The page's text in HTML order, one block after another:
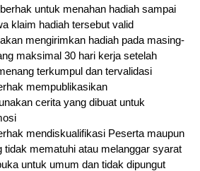
untuk menahan hadiah sampai
klaim hadiah tersebut valid
mengirimkan hadiah pada masing-
maksimal 30 hari kerja setelah
terkumpul dan tervalidasi
mempublikasikan
cerita yang dibuat untuk
mendiskualifikasi Peserta maupun
tidak mematuhi atau melanggar syarat
untuk umum dan tidak dipungut